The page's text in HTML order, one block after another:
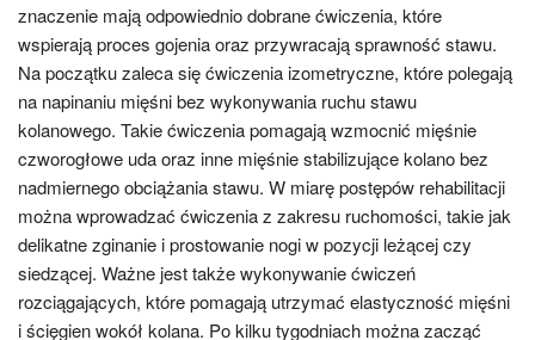
znaczenie mają odpowiednio dobrane ćwiczenia, które
wspierają proces gojenia oraz przywracają sprawność stawu.
Na początku zaleca się ćwiczenia izometryczne, które polegają
na napinaniu mięśni bez wykonywania ruchu stawu
kolanowego. Takie ćwiczenia pomagają wzmocnić mięśnie
czworogłowe uda oraz inne mięśnie stabilizujące kolano bez
nadmiernego obciążania stawu. W miarę postępów rehabilitacji
można wprowadzać ćwiczenia z zakresu ruchomości, takie jak
delikatne zginanie i prostowanie nogi w pozycji leżącej czy
siedzącej. Ważne jest także wykonywanie ćwiczeń
rozciągających, które pomagają utrzymać elastyczność mięśni
i ścięgien wokół kolana. Po kilku tygodniach można zacząć